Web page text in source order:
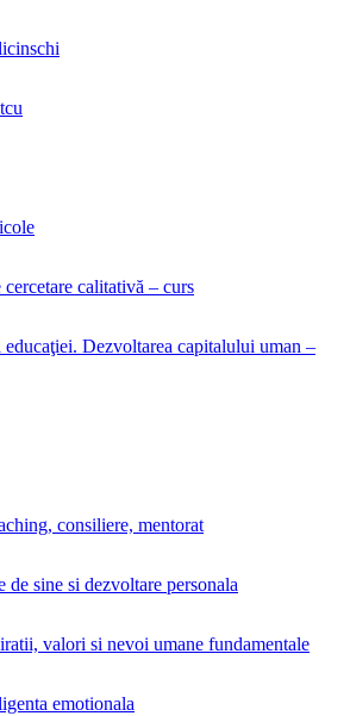
calitativă – curs
educaţiei. Dezvoltarea capitalului uman –
consiliere, mentorat
de sine si dezvoltare personala
valori si nevoi umane fundamentale
emotionala